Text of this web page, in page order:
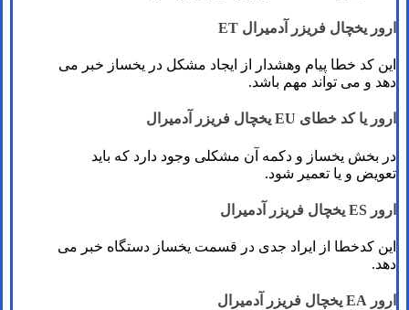
ارور یخچال فریزر آدمیرال ET
این کد خطا پیام وهشدار از ایجاد مشکل در یخساز خبر می
دهد و می تواند مهم باشد.
ارور یا کد خطای EU یخچال فریزر آدمیرال
در بخش یخساز و دکمه آن مشکلی وجود دارد که باید
تعویض و یا تعمیر شود.
ارور ES یخچال فریزر آدمیرال
این کدخطا از ایراد جدی در قسمت یخساز دستگاه خبر می
دهد.
ارور EA یخچال فریزر آدمیرال